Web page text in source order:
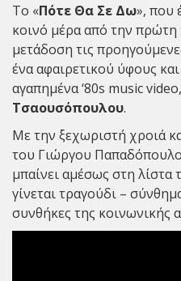
Το «Πότε Θα Σε Δω», που
κοινό μέρα από την
μετάδοση τις
ένα αφαιρετικού ύφους
αγαπημένα ‘80s music
Τσαουσόπουλου.
Με την ξεχωριστή χροιά
του Γιώργου
μπαίνει αμέσως στη λίστα
γίνεται τραγούδι –
συνθήκες της κοινωνικής